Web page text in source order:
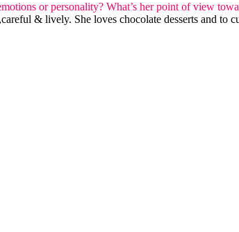
or personality? What’s her point of view
& lively. She loves chocolate desserts and